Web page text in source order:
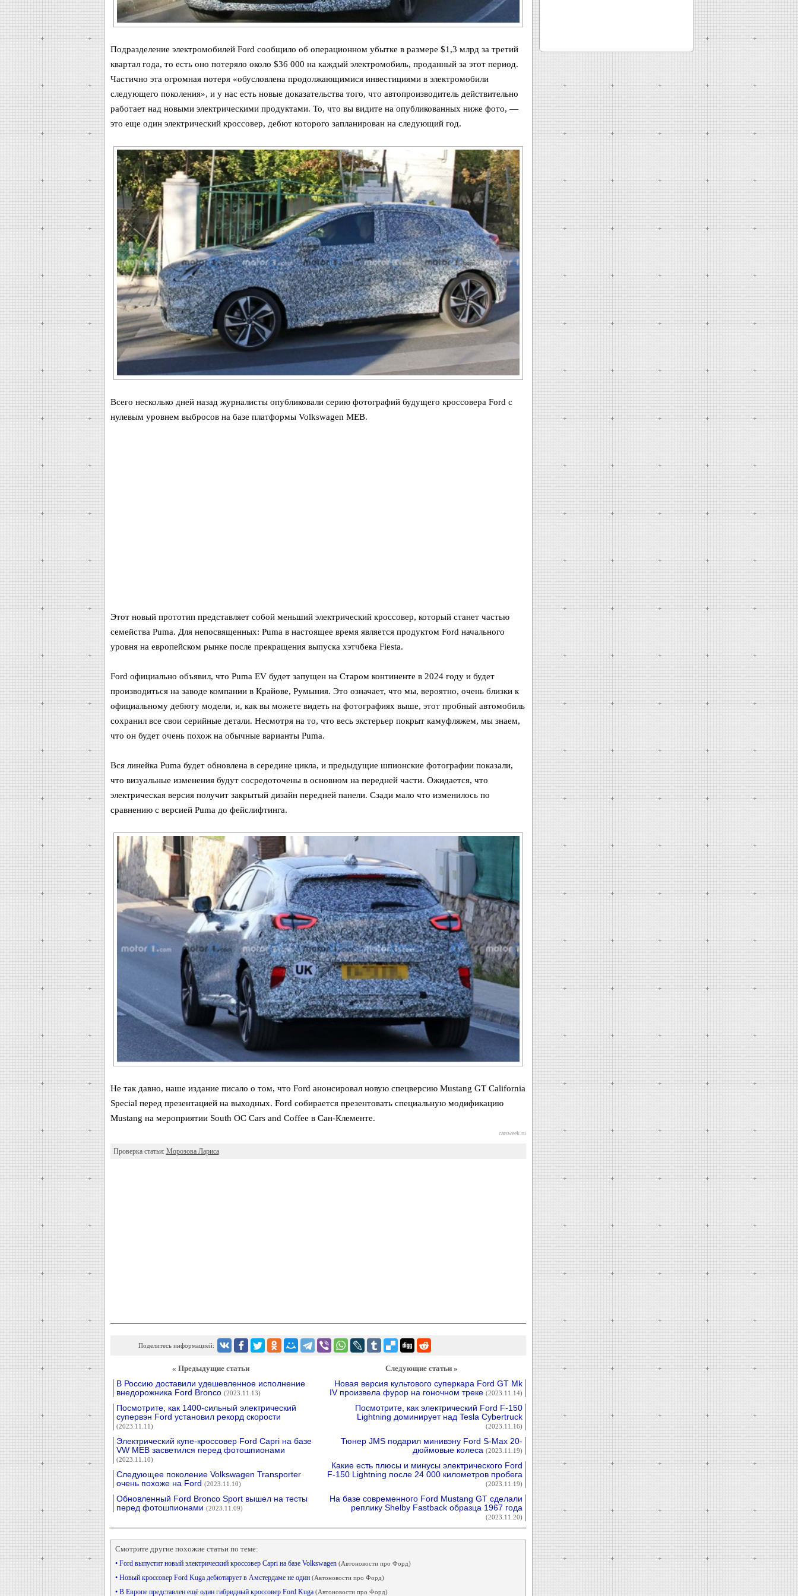
Подразделение электромобилей Ford сообщило об операционном убытке в размере $1,3 млрд за третий
квартал года, то есть оно потеряло около $36 000 на каждый электромобиль, проданный за этот период.
Частично эта огромная потеря «обусловлена продолжающимися инвестициями в электромобили
следующего поколения», и у нас есть новые доказательства того, что автопроизводитель действительно
работает над новыми электрическими продуктами. То, что вы видите на опубликованных ниже фото, —
это еще один электрический кроссовер, дебют которого запланирован на следующий год.
Всего несколько дней назад журналисты опубликовали серию фотографий будущего кроссовера Ford с
нулевым уровнем выбросов на базе платформы Volkswagen MEB.
Этот новый прототип представляет собой меньший электрический кроссовер, который станет частью
семейства Puma. Для непосвященных: Puma в настоящее время является продуктом Ford начального
уровня на европейском рынке после прекращения выпуска хэтчбека Fiesta.
Ford официально объявил, что Puma EV будет запущен на Старом континенте в 2024 году и будет
производиться на заводе компании в Крайове, Румыния. Это означает, что мы, вероятно, очень близки к
официальному дебюту модели, и, как вы можете видеть на фотографиях выше, этот пробный автомобиль
сохранил все свои серийные детали. Несмотря на то, что весь экстерьер покрыт камуфляжем, мы знаем,
что он будет очень похож на обычные варианты Puma.
Вся линейка Puma будет обновлена в середине цикла, и предыдущие шпионские фотографии показали,
что визуальные изменения будут сосредоточены в основном на передней части. Ожидается, что
электрическая версия получит закрытый дизайн передней панели. Сзади мало что изменилось по
сравнению с версией Puma до фейслифтинга.
Не так давно, наше издание писало о том, что Ford анонсировал новую спецверсию Mustang GT California
Special перед презентацией на выходных. Ford собирается презентовать специальную модификацию
Mustang на мероприятии South OC Cars and Coffee в Сан-Клементе.
carsweek.ru
Проверка статьи: Морозова Лариса
Поделитесь информацией:
« Предыдущие статьи
В Россию доставили удешевленное исполнение
внедорожника Ford Bronco (2023.11.13)
Посмотрите, как 1400-сильный электрический
супервэн Ford установил рекорд скорости
(2023.11.11)
Электрический купе-кроссовер Ford Capri на базе
VW MEB засветился перед фотошпионами
(2023.11.10)
Следующее поколение Volkswagen Transporter
очень похоже на Ford (2023.11.10)
Обновленный Ford Bronco Sport вышел на тесты
перед фотошпионами (2023.11.09)
Следующие статьи »
Новая версия культового суперкара Ford GT Mk
IV произвела фурор на гоночном треке (2023.11.14)
Посмотрите, как электрический Ford F-150
Lightning доминирует над Tesla Cybertruck
(2023.11.16)
Тюнер JMS подарил минивэну Ford S-Max 20-
дюймовые колеса (2023.11.19)
Какие есть плюсы и минусы электрического Ford
F-150 Lightning после 24 000 километров пробега
(2023.11.19)
На базе современного Ford Mustang GT сделали
реплику Shelby Fastback образца 1967 года
(2023.11.20)
Смотрите другие похожие статьи по теме:
• Ford выпустит новый электрический кроссовер Capri на базе Volkswagen (Автоновости про Форд)
• Новый кроссовер Ford Kuga дебютирует в Амстердаме не один (Автоновости про Форд)
• В Европе представлен ещё один гибридный кроссовер Ford Kuga (Автоновости про Форд)